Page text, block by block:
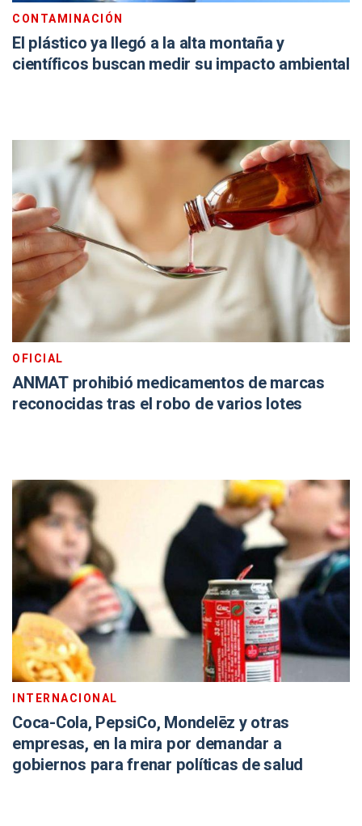
CONTAMINACIÓN
El plástico ya llegó a la alta montaña y
científicos buscan medir su impacto ambiental
OFICIAL
ANMAT prohibió medicamentos de marcas
reconocidas tras el robo de varios lotes
INTERNACIONAL
Coca-Cola, PepsiCo, Mondelēz y otras
empresas, en la mira por demandar a
gobiernos para frenar políticas de salud